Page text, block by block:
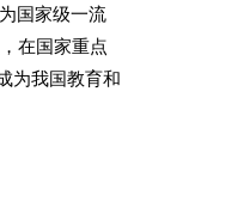
国家级一流
在国家重点
为我国教育和